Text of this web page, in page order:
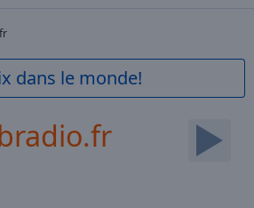
dans le monde!